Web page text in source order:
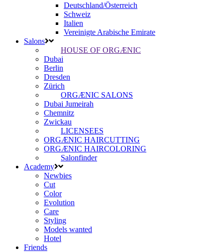
Deutschland/Österreich
Schweiz
Italien
Vereinigte Arabische Emirate
Salons
HOUSE OF ORGÆNIC
Dubai
Berlin
Dresden
Zürich
ORGÆNIC SALONS
Dubai Jumeirah
Chemnitz
Zwickau
LICENSEES
ORGÆNIC HAIRCUTTING
ORGÆNIC HAIRCOLORING
Salonfinder
Academy
Newbies
Cut
Color
Evolution
Care
Styling
Models wanted
Hotel
Friends